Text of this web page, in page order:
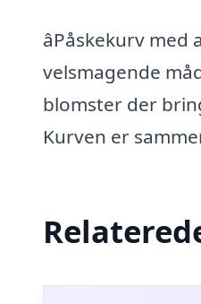
âPåskekurv
velsmagende
blomster der
Kurven er